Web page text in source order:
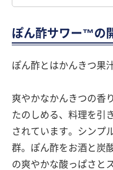
ぽん酢サワー™の
ぽん酢とはかんきつ果
爽やかなかんきつの香
たのしめる、料理を引
されています。シンプ
群。ぽん酢をお酒と炭
の爽やかな酸っぱさと